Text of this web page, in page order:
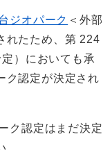
ジオパーク ＜外部
れたため、第 224
）においても承
ク認定が決定され
ク認定はまだ決定